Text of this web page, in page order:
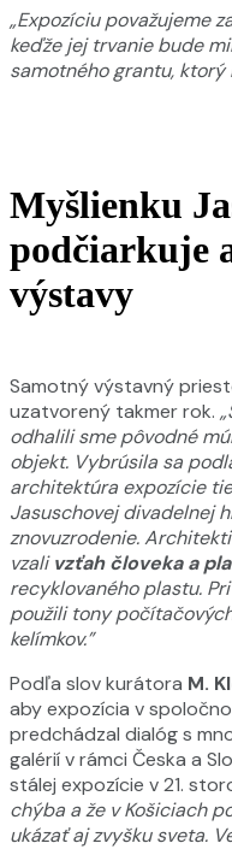
„Expozíciu považujeme
keďže jej trvanie bude
samotného grantu, ktorý
Myšlienku
podčiarkuje
výstavy
Samotný výstavný
uzatvorený takmer rok.
odhalili sme pôvodné
objekt. Vybrúsila sa
architektúra expozície
Jasuschovej divadelnej
znovuzrodenie.
vzalivzťah človeka a
recyklovaného plastu.
použili tony
kelímkov.”
Podľa slov kurátora M.
aby expozícia v
predchádzal dialóg s
galérií v rámci Česka a
stálej expozície v 21.
chýba a že v Košiciach
ukázať aj zvyšku sveta.